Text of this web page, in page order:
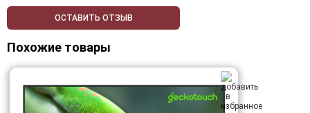
ОСТАВИТЬ ОТЗЫВ
Похожие товары